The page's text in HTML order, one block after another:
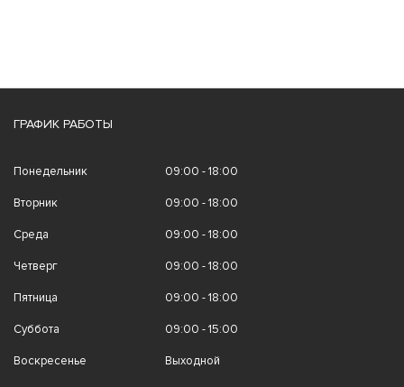
ГРАФИК РАБОТЫ
Понедельник 09:00 - 18:00
Вторник 09:00 - 18:00
Среда 09:00 - 18:00
Четверг 09:00 - 18:00
Пятница 09:00 - 18:00
Суббота 09:00 - 15:00
Воскресенье Выходной